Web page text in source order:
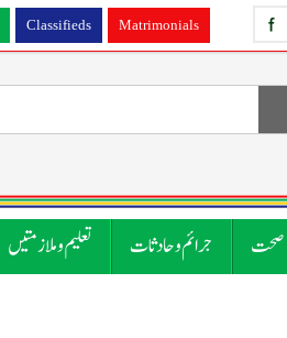
Classifieds Matrimonials
صحت جرائم و حادثات تعلیم و ملازمتیں